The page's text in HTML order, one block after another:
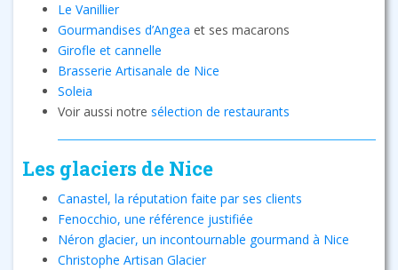
Le Vanillier
Gourmandises d’Angea et ses macarons
Girofle et cannelle
Brasserie Artisanale de Nice
Soleia
Voir aussi notre sélection de restaurants
Les glaciers de Nice
Canastel, la réputation faite par ses clients
Fenocchio, une référence justifiée
Néron glacier, un incontournable gourmand à Nice
Christophe Artisan Glacier